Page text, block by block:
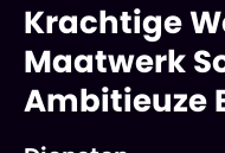
Krachtige
Maatwerk
Ambitieuze